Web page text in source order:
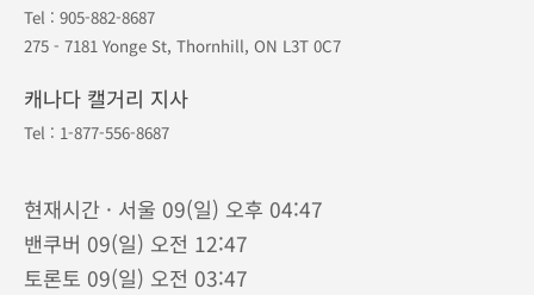
Tel : 905-882-8687
275 - 7181 Yonge St, Thornhill, ON L3T 0C7
캐나다 캘거리 지사
Tel : 1-877-556-8687
현재시간 · 서울 09(일) 오후 04:47
밴쿠버 09(일) 오전 12:47
토론토 09(일) 오전 03:47